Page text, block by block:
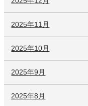
2025年11月
2025年10月
2025年9月
2025年8月